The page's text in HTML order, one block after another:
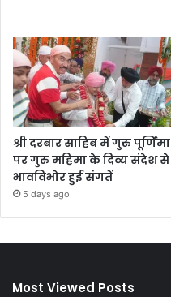
श्री दरबार साहिब में गुरु पूर्णिमा
पर गुरु महिमा के दिव्य संदेश से
भावविभोर हुई संगतें
5 days ago
Most Viewed Posts